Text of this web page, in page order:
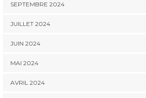
SEPTEMBRE 2024
JUILLET 2024
JUIN 2024
MAI 2024
AVRIL 2024